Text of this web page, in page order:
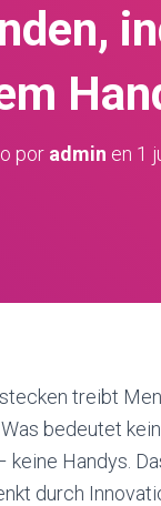
por admin en 1
treibt
bedeutet
keine Handys.
durch